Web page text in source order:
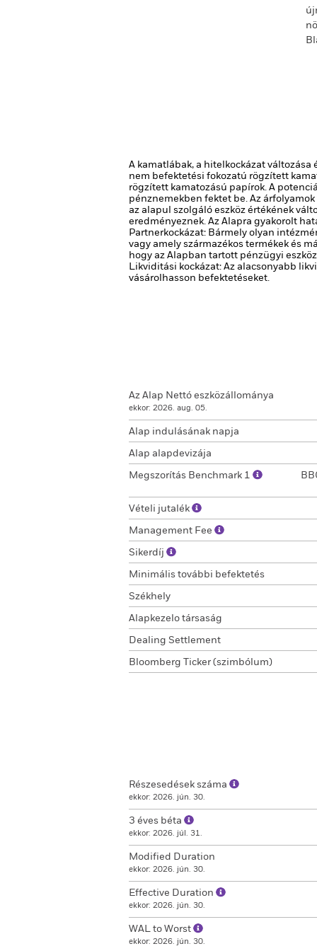
A kamatlábak, a hitelkockázat
nem befektetési fokozatú rögzített
rögzített kamatozású papírok. A
pénznemekben fektet be. Az
az alapul szolgáló eszköz értékének
eredményeznek. Az Alapra gyakorolt
Partnerkockázat: Bármely olyan
vagy amely származékos termékek és
hogy az Alapban tartott pénzügyi
Likviditási kockázat: Az alacsonyabb
vásárolhasson befektetéseket.
Az Alap Nettó eszközállománya
ekkor: 2026. aug. 05.
Alap indulásának napja
Alap alapdevizája
Megszorítás Benchmark 1
Vételi jutalék
Management Fee
Sikerdíj
Minimális további befektetés
Székhely
Alapkezelo társaság
Dealing Settlement
Bloomberg Ticker (szimbólum)
Részesedések száma
ekkor: 2026. jún. 30.
3 éves béta
ekkor: 2026. júl. 31.
Modified Duration
ekkor: 2026. jún. 30.
Effective Duration
ekkor: 2026. jún. 30.
WAL to Worst
ekkor: 2026. jún. 30.